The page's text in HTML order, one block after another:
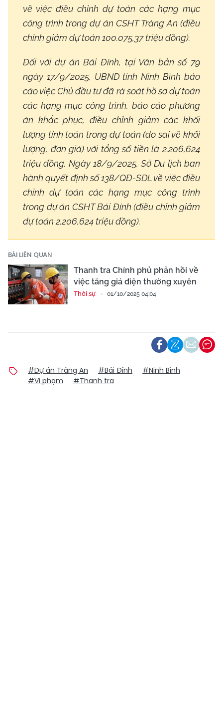
về việc điều chỉnh dự toán các hạng mục
công trình trong dự án CSHT Tràng An (điều
chỉnh giảm dự toán 100.075,37 triệu đồng).
Đối với dự án Bái Đính, tại Văn bản số 79
ngày 17/9/2025, UBND tỉnh Ninh Bình báo
cáo việc Chủ đầu tư đã rà soát hồ sơ dự toán
các hạng mục công trình, báo cáo phương
án khắc phục, điều chỉnh giảm các khối
lượng tính toán trong dự toán (do sai về khối
lượng, đơn giá) với tổng số tiền là 2.206,624
triệu đồng. Ngày 18/9/2025, Sở Du lịch ban
hành quyết định số 138/QĐ-SDL về việc điều
chỉnh dự toán các hạng mục công trình
trong dự án CSHT Bái Đính (điều chỉnh giảm
dự toán 2.206,624 triệu đồng).
BÀI LIÊN QUAN
Thanh tra Chính phủ phản hồi về
việc tăng giá điện thường xuyên
Thời sự 01/10/2025 04:04
#Dự án Tràng An #Bái Đính
#Ninh Bình
#Vi phạm
#Thanh tra